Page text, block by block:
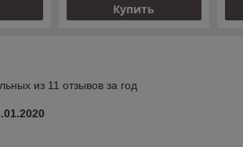
Купить
из 11 отзывов за год